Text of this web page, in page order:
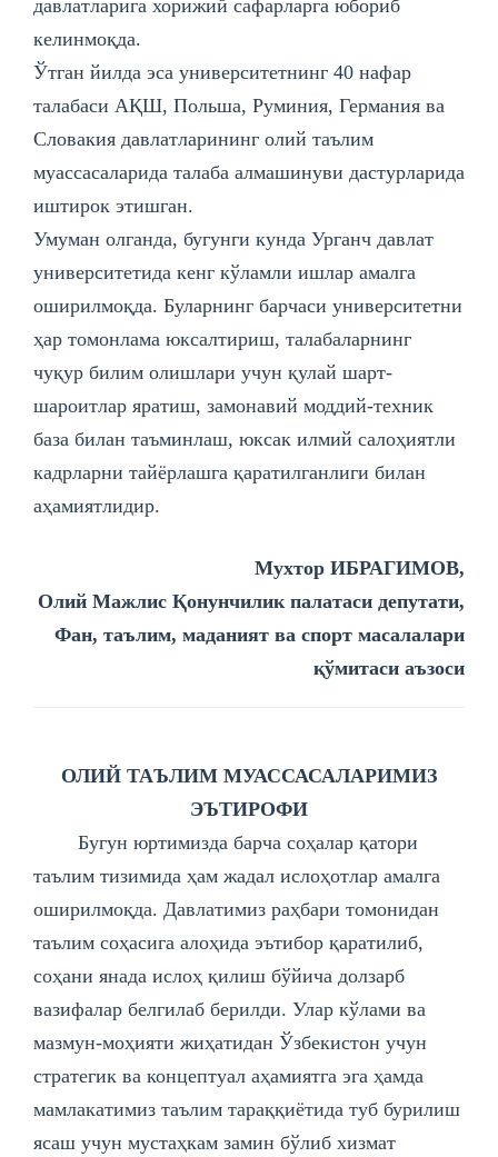
давлатларига хорижий сафарларга юбориб
келинмоқда.
Ўтган йилда эса университетнинг 40 нафар
талабаси АҚШ, Польша, Руминия, Германия ва
Словакия давлатларининг олий таълим
муассасаларида талаба алмашинуви дастурларида
иштирок этишган.
Умуман олганда, бугунги кунда Урганч давлат
университетида кенг кўламли ишлар амалга
оширилмоқда. Буларнинг барчаси университетни
ҳар томонлама юксалтириш, талабаларнинг
чуқур билим олишлари учун қулай шарт-
шароитлар яратиш, замонавий моддий-техник
база билан таъминлаш, юксак илмий салоҳиятли
кадрларни тайёрлашга қаратилганлиги билан
аҳамиятлидир.
Мухтор ИБРАГИМОВ,
Олий Мажлис Қонунчилик палатаси депутати,
Фан, таълим, маданият ва спорт масалалари
қўмитаси аъзоси
ОЛИЙ ТАЪЛИМ МУАССАСАЛАРИМИЗ
ЭЪТИРОФИ
Бугун юртимизда барча соҳалар қатори
таълим тизимида ҳам жадал ислоҳотлар амалга
оширилмоқда. Давлатимиз раҳбари томонидан
таълим соҳасига алоҳида эътибор қаратилиб,
соҳани янада ислоҳ қилиш бўйича долзарб
вазифалар белгилаб берилди. Улар кўлами ва
мазмун-моҳияти жиҳатидан Ўзбекистон учун
стратегик ва концептуал аҳамиятга эга ҳамда
мамлакатимиз таълим тараққиётида туб бурилиш
ясаш учун мустаҳкам замин бўлиб хизмат